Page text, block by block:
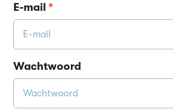
E-mail*
Wachtwoord